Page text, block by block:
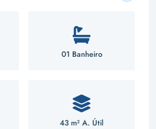
01 Banheiro
43 m² A. Útil